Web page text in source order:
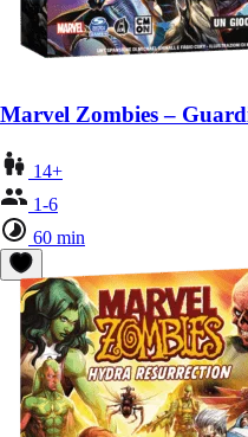
Marvel Zombies –
14+
1-6
60 min